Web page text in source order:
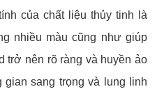
của chất liệu thủy tinh là
nhiều màu cũng như giúp
trở nên rõ ràng và huyền ảo
gian sang trọng và lung linh